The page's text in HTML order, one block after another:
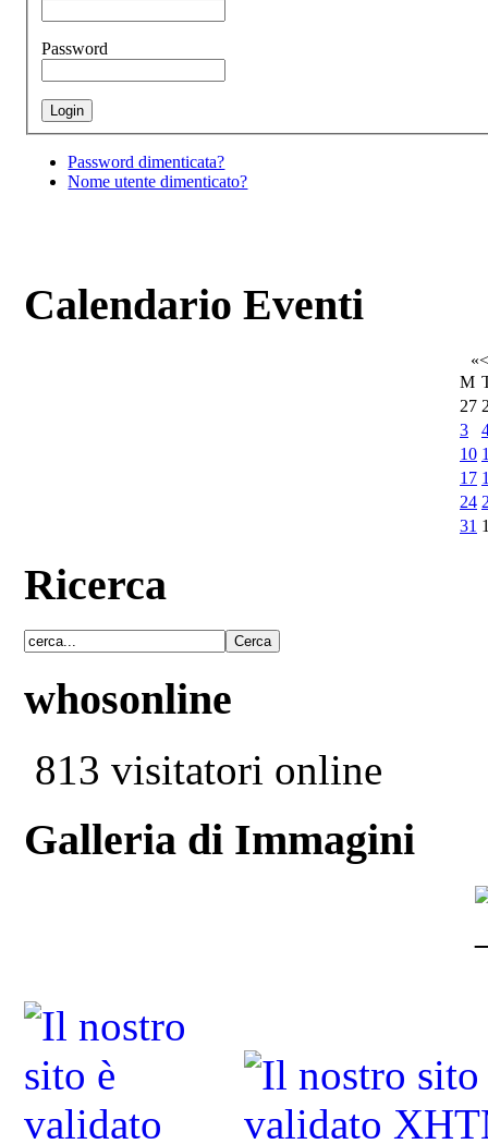
Password
Password dimenticata?
Nome utente dimenticato?
Calendario Eventi
«<
M
27
3
10
17
24
31
Ricerca
whosonline
813 visitatori online
Galleria di Immagini